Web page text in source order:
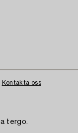
Kontakta oss
a tergo.